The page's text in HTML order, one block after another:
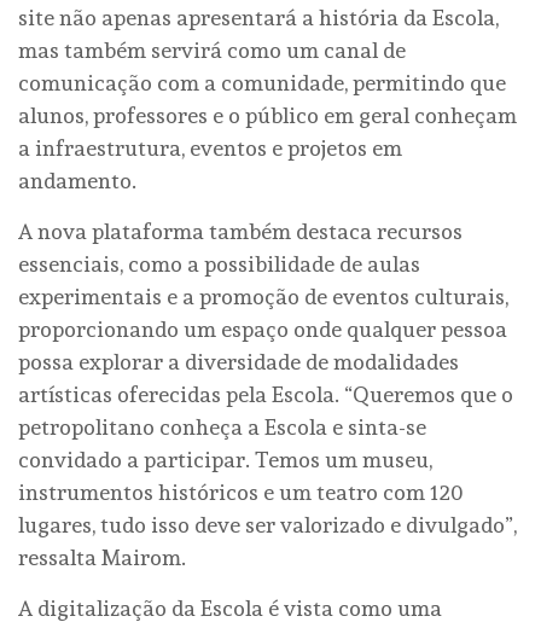
site não apenas apresentará a história da Escola,
mas também servirá como um canal de
comunicação com a comunidade, permitindo que
alunos, professores e o público em geral conheçam
a infraestrutura, eventos e projetos em
andamento.
A nova plataforma também destaca recursos
essenciais, como a possibilidade de aulas
experimentais e a promoção de eventos culturais,
proporcionando um espaço onde qualquer pessoa
possa explorar a diversidade de modalidades
artísticas oferecidas pela Escola. “Queremos que o
petropolitano conheça a Escola e sinta-se
convidado a participar. Temos um museu,
instrumentos históricos e um teatro com 120
lugares, tudo isso deve ser valorizado e divulgado”,
ressalta Mairom.
A digitalização da Escola é vista como uma